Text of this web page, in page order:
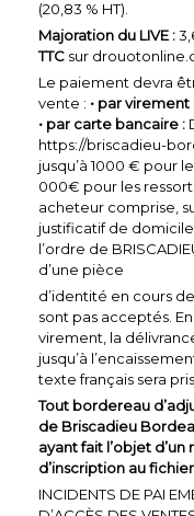
(20,83 % HT).
Majoration du LIVE :
TTC sur
Le paiement devra
vente : • par
• par carte bancaire :
https://briscadieu-
jusqu’à 1000 € pour
000€ pour les
acheteur comprise,
justificatif de domicile.
l’ordre de
d’une pièce
d’identité en cours
sont pas acceptés.
virement, la
jusqu’à
texte français sera
Tout bordereau
de Briscadieu
ayant fait l’objet
d’inscription au fichier
INCIDENTS DE PAI